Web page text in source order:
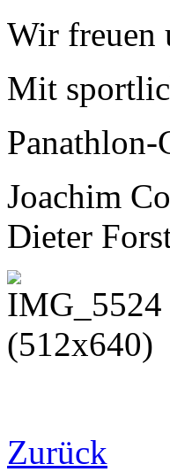
Wir freuen
Mit
Panathlon-
Joachim
Dieter
Zurück